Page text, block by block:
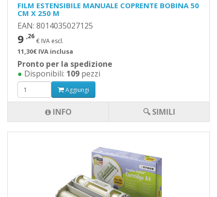
FILM ESTENSIBILE MANUALE COPRENTE BOBINA 50
CM X 250 M
EAN: 8014035027125
9 ,26
€ IVA escl.
11,30€ IVA inclusa
Pronto per la spedizione
● Disponibili: 109 pezzi
Aggiungi
INFO 🔍 SIMILI